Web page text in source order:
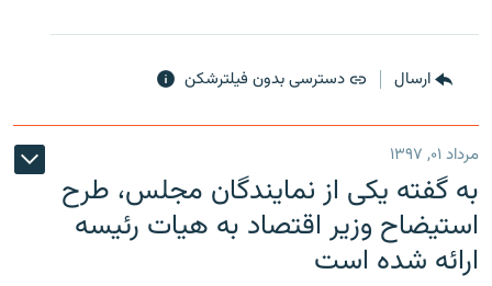
ارسال دسترسی بدون فیلترشکن
مرداد ۰۱, ۱۳۹۷
به گفته یکی از نمایندگان مجلس، طرح
استیضاح وزیر اقتصاد به هیات رئیسه
ارائه شده است